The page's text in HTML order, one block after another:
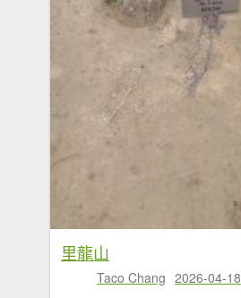
里龍山
Taco Chang 2026-04-18